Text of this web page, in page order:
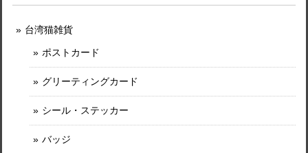
台湾猫雑貨
ポストカード
グリーティングカード
シール・ステッカー
バッジ